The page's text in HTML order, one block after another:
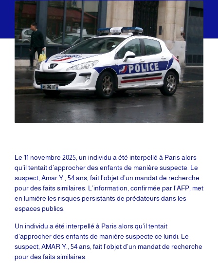
Le 11 novembre 2025, un individu a été interpellé à Paris alors
qu’il tentait d’approcher des enfants de manière suspecte. Le
suspect, Amar Y., 54 ans, fait l’objet d’un mandat de recherche
pour des faits similaires. L’information, confirmée par l’AFP, met
en lumière les risques persistants de prédateurs dans les
espaces publics.
Un individu a été interpellé à Paris alors qu’il tentait
d’approcher des enfants de manière suspecte ce lundi. Le
suspect, AMAR Y., 54 ans, fait l’objet d’un mandat de recherche
pour des faits similaires.